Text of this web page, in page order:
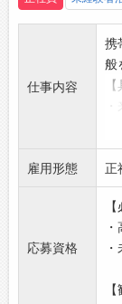
す
・
先
で
的
◆
仕事内容
携
般
◎
ま
【
◇
雇用形態 正
応募資格